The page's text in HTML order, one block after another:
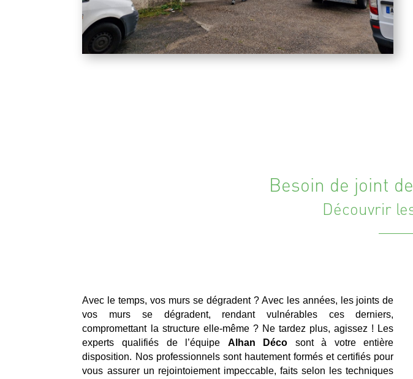
Besoin de joint
Découvrir
Avec le temps, vos murs se dégradent ? Avec les années, les joints de
vos murs se dégradent, rendant vulnérables ces derniers,
compromettant la structure elle-même ? Ne tardez plus, agissez ! Les
experts qualifiés de l’équipe Alhan Déco sont à votre entière
disposition. Nos professionnels sont hautement formés et certifiés pour
vous assurer un rejointoiement impeccable, faits selon les techniques